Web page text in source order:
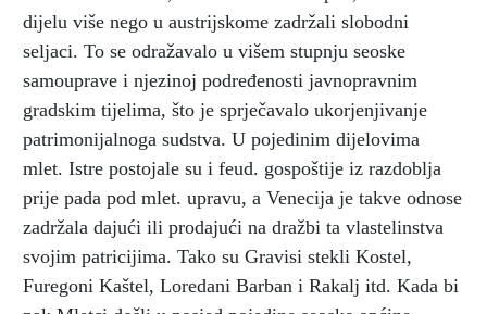
dijelu više nego u austrijskome zadržali slobodni
seljaci. To se odražavalo u višem stupnju seoske
samouprave i njezinoj podređenosti javnopravnim
gradskim tijelima, što je sprječavalo ukorjenjivanje
patrimonijalnoga sudstva. U pojedinim dijelovima
mlet. Istre postojale su i feud. gospoštije iz razdoblja
prije pada pod mlet. upravu, a Venecija je takve odnose
zadržala dajući ili prodajući na dražbi ta vlastelinstva
svojim patricijima. Tako su Gravisi stekli Kostel,
Furegoni Kaštel, Loredani Barban i Rakalj itd. Kada bi